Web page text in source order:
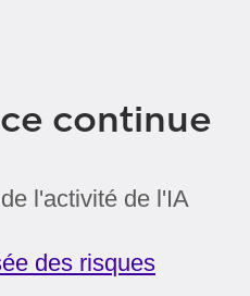
continue
l'activité de l'IA
des risques